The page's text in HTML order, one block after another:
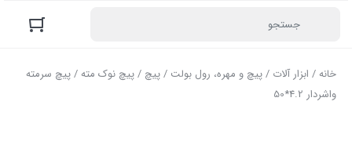
خانه/ ابزار آلات /پیچ و مهره، رول بولت /پیچ /پیچ نوک مته/ پیچ سرمته
واشردار 4.2*50